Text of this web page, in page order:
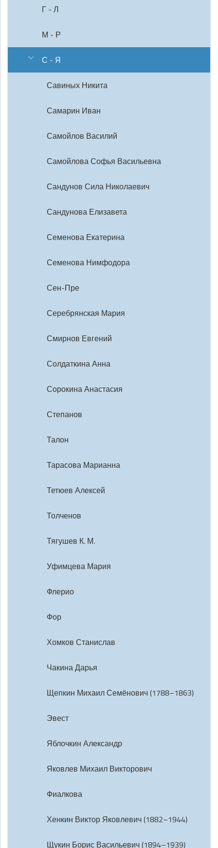
Г - Л
М - Р
С - Я
Савиных Никита
Самарин Иван
Самойлов Василий
Самойлова Софья Васильевна
Сандунов Сила Николаевич
Сандунова Елизавета
Семенова Екатерина
Семенова Нимфодора
Сен-Пре
Серебрянская Мария
Смирнов Евгений
Солдаткина Анна
Сорокина Анастасия
Степанов
Талон
Тарасова Марианна
Тетюев Алексей
Толченов
Тягушев К. М.
Уфимцева Мария
Флерио
Фор
Хомков Станислав
Чакина Дарья
Щепкин Михаил Семёнович (1788–1863)
Эвест
Яблочкин Александр
Яковлев Михаил Викторович
Фиалкова
Хенкин Виктор Яковлевич (1882–1944)
Щукин Борис Васильевич (1894–1939)